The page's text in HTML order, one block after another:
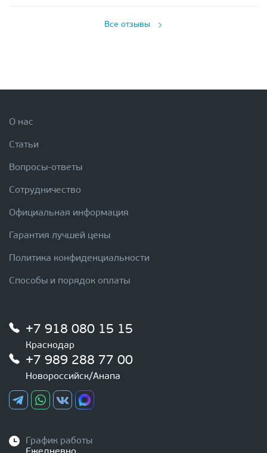
Все отзывы
О нас
Статьи
Вопросы-ответы
Сотрудничество
Официальная информация
Гарантия лучшей цены
Политика конфиденциальности
Способы и порядок оплаты
+7 918 080 15 15
Краснодар
+7 989 288 77 00
Новороссийск/Анапа
График работы